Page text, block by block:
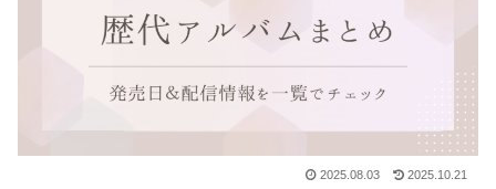
2025.08.03 2025.10.21